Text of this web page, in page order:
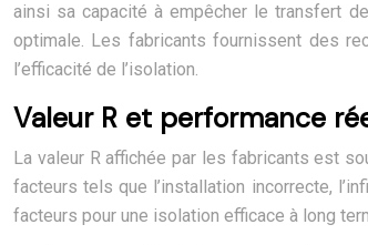
ainsi sa capacité à empêcher le transfert
optimale. Les fabricants fournissent des
l’efficacité de l’isolation.
Valeur R et performance
La valeur R affichée par les fabricants est
facteurs tels que l’installation incorrecte,
facteurs pour une isolation efficace à long